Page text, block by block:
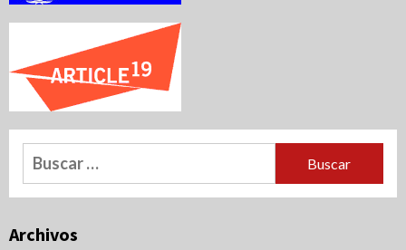
Buscar:
Archivos